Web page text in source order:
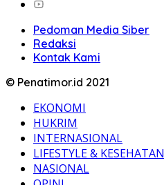
Pedoman Media Siber
Redaksi
Kontak Kami
© Penatimor.id 2021
EKONOMI
HUKRIM
INTERNASIONAL
LIFESTYLE & KESEHATAN
NASIONAL